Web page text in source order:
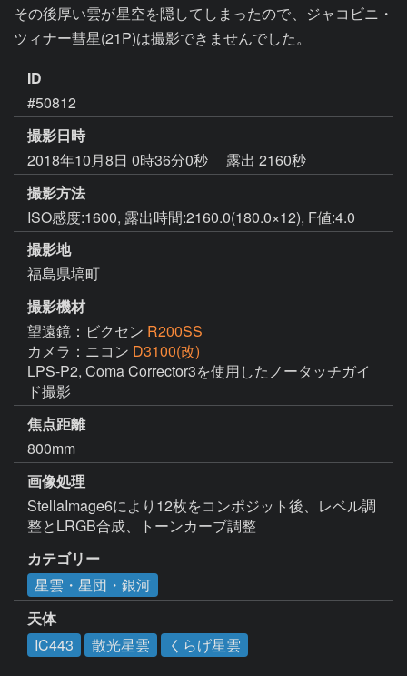
その後厚い雲が星空を隠してしまったので、ジャコビニ・
ツィナー彗星(21P)は撮影できませんでした。
ID
#50812
撮影日時
2018年10月8日 0時36分0秒
露出 2160秒
撮影方法
ISO感度:1600, 露出時間:2160.0(180.0×12), F値:4.0
撮影地
福島県塙町
撮影機材
望遠鏡：ビクセン R200SS
カメラ：ニコン D3100(改)
LPS-P2, Coma Corrector3を使用したノータッチガイ
ド撮影
焦点距離
800mm
画像処理
StellaImage6により12枚をコンポジット後、レベル調
整とLRGB合成、トーンカーブ調整
カテゴリー
星雲・星団・銀河
天体
IC443
散光星雲 くらげ星雲